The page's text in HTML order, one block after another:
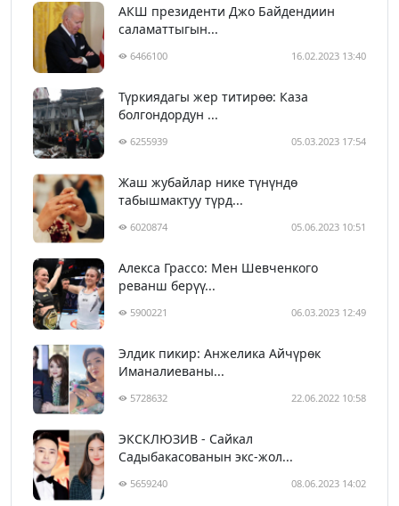
АКШ президенти Джо Байдендиин
саламаттыгын...
6466100 16.02.2023 13:40
Түркиядагы жер титирөө: Каза
болгондордун ...
6255939 05.03.2023 17:54
Жаш жубайлар нике түнүндө
табышмактуу түрд...
6020874 05.06.2023 10:51
Алекса Грассо: Мен Шевченкого
реванш берүү...
5900221 06.03.2023 12:49
Элдик пикир: Анжелика Айчүрөк
Иманалиеваны...
5728632 22.06.2022 10:58
ЭКСКЛЮЗИВ - Сайкал
Садыбакасованын экс-жол...
5659240 08.06.2023 14:02